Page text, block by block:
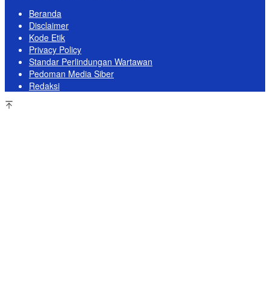
Beranda
Disclaimer
Kode Etik
Privacy Policy
Standar Perlindungan Wartawan
Pedoman Media Siber
Redaksi